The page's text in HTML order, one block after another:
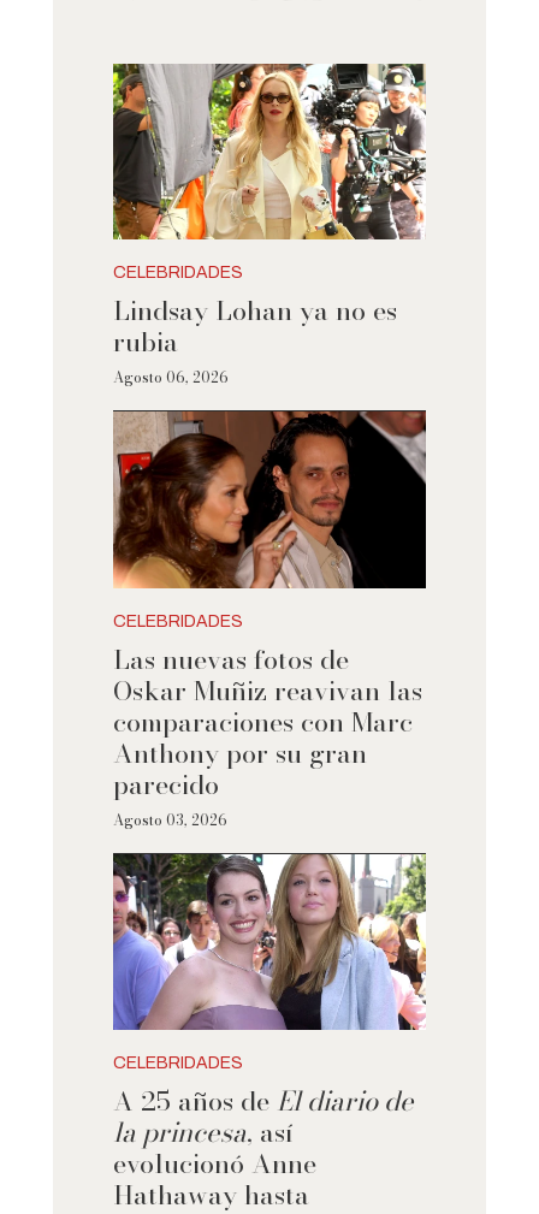
CELEBRIDADES
Lindsay Lohan ya no es
rubia
Agosto 06, 2026
CELEBRIDADES
Las nuevas fotos de
Oskar Muñiz reavivan las
comparaciones con Marc
Anthony por su gran
parecido
Agosto 03, 2026
CELEBRIDADES
A 25 años de El diario de
la princesa, así
evolucionó Anne
Hathaway hasta